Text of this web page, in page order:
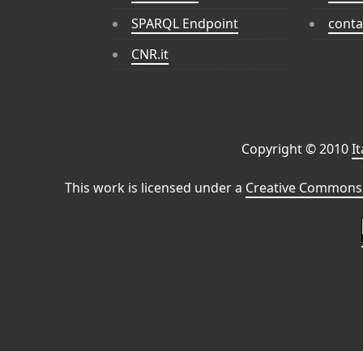
SPARQL Endpoint
CNR.it
Copyright © 2010
This work is licensed under a Creative